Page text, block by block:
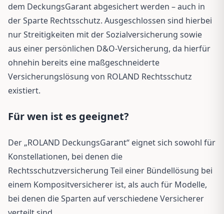
dem DeckungsGarant abgesichert werden – auch in
der Sparte Rechtsschutz. Ausgeschlossen sind hierbei
nur Streitigkeiten mit der Sozialversicherung sowie
aus einer persönlichen D&O-Versicherung, da hierfür
ohnehin bereits eine maßgeschneiderte
Versicherungslösung von ROLAND Rechtsschutz
existiert.
Für wen ist es geeignet?
Der „ROLAND DeckungsGarant“ eignet sich sowohl für
Konstellationen, bei denen die
Rechtsschutzversicherung Teil einer Bündellösung bei
einem Kompositversicherer ist, als auch für Modelle,
bei denen die Sparten auf verschiedene Versicherer